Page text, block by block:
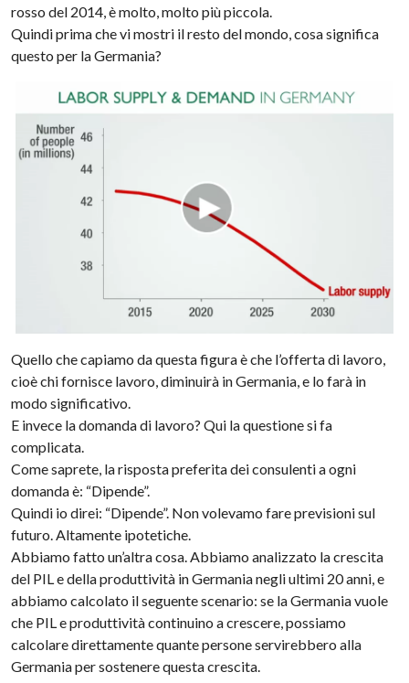
rosso del 2014, è molto, molto più piccola.
Quindi prima che vi mostri il resto del mondo, cosa significa
questo per la Germania?
Quello che capiamo da questa figura è che l’offerta di lavoro,
cioè chi fornisce lavoro, diminuirà in Germania, e lo farà in
modo significativo.
E invece la domanda di lavoro? Qui la questione si fa
complicata.
Come saprete, la risposta preferita dei consulenti a ogni
domanda è: “Dipende”.
Quindi io direi: “Dipende”. Non volevamo fare previsioni sul
futuro. Altamente ipotetiche.
Abbiamo fatto un’altra cosa. Abbiamo analizzato la crescita
del PIL e della produttività in Germania negli ultimi 20 anni, e
abbiamo calcolato il seguente scenario: se la Germania vuole
che PIL e produttività continuino a crescere, possiamo
calcolare direttamente quante persone servirebbero alla
Germania per sostenere questa crescita.